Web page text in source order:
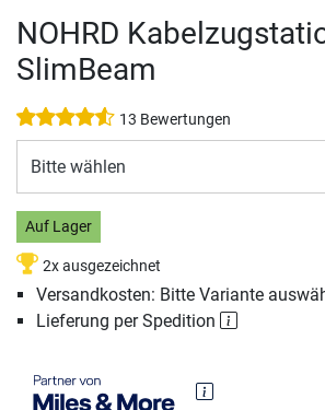
NOHRD
SlimBeam
13 Bewertungen
Bitte wählen
Auf Lager
2x ausgezeichnet
Versandkosten: Bitte Variante
Lieferung per Spedition